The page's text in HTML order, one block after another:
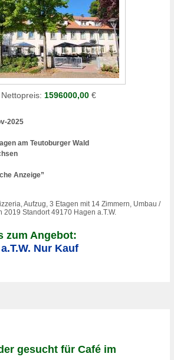
Nettopreis: 1596000,00€
2025
am Teutoburger Wald
Anzeige”
Aufzug, 3 Etagen mit 14 Zimmern, Umbau /
Standort 49170 Hagen a.T.W.
zum Angebot:
Nur Kauf
gesucht für Café im